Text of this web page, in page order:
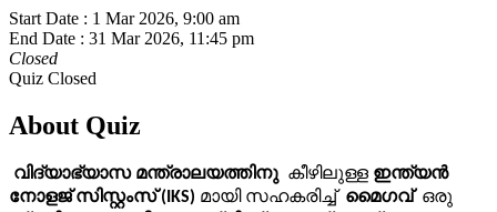
Start Date : 1 Mar 2026, 9:00 am
End Date : 31 Mar 2026, 11:45 pm
Closed
Quiz Closed
About Quiz
വിദ്യാഭ്യാസ മന്ത്രാലയത്തിനു കീഴിലുള്ള ഇന്ത്യൻ
നോളജ് സിസ്റ്റംസ് (IKS) മായി സഹകരിച്ച് മൈഗവ്